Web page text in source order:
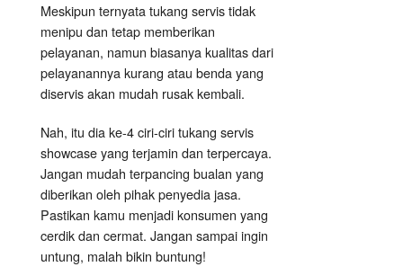
Meskipun ternyata tukang servis tidak
menipu dan tetap memberikan
pelayanan, namun biasanya kualitas dari
pelayanannya kurang atau benda yang
diservis akan mudah rusak kembali.
Nah, itu dia ke-4 ciri-ciri tukang servis
showcase yang terjamin dan terpercaya.
Jangan mudah terpancing bualan yang
diberikan oleh pihak penyedia jasa.
Pastikan kamu menjadi konsumen yang
cerdik dan cermat. Jangan sampai ingin
untung, malah bikin buntung!